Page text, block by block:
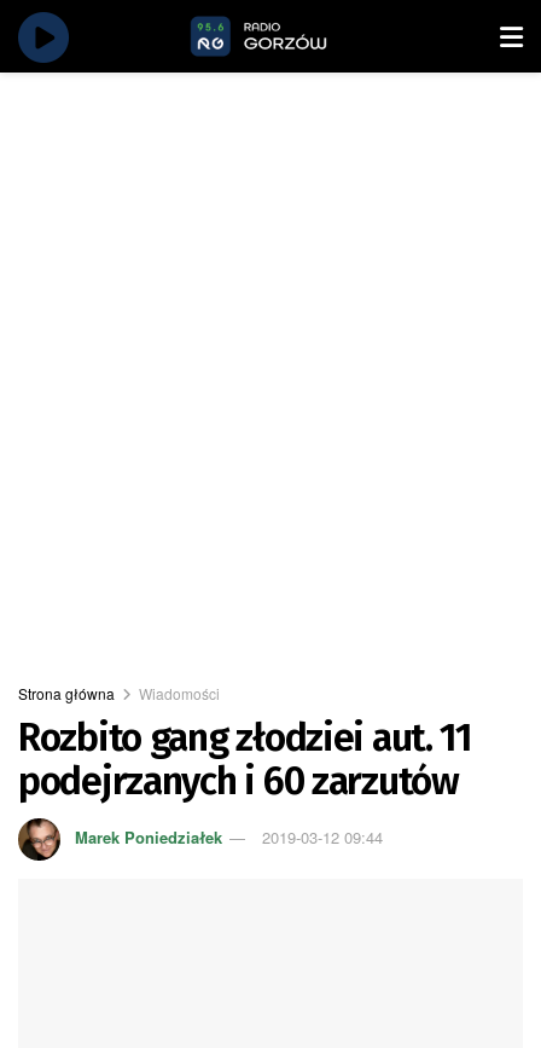
Strona główna Wiadomości
Rozbito gang złodziei aut. 11
podejrzanych i 60 zarzutów
Marek Poniedziałek 2019-03-12 09:44